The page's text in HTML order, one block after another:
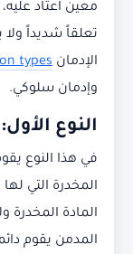
معين اعتاد
تعلقاً شديداً
الإدمان types
وإدمان سلوكي.
النوع
في هذا النوع
المخدرة التي
المادة
المدمن يقوم